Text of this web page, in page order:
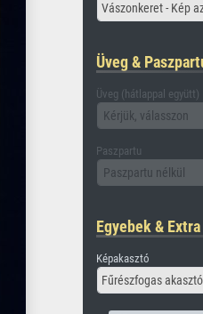
Vászonkeret - Kép
Üveg &
Üveg (hátlappal együtt)
Kérjük, válasszon
Paszpartu
Paszpartu nélkül
Egyebek &
Képakasztó
Fűrészfogas akasztó